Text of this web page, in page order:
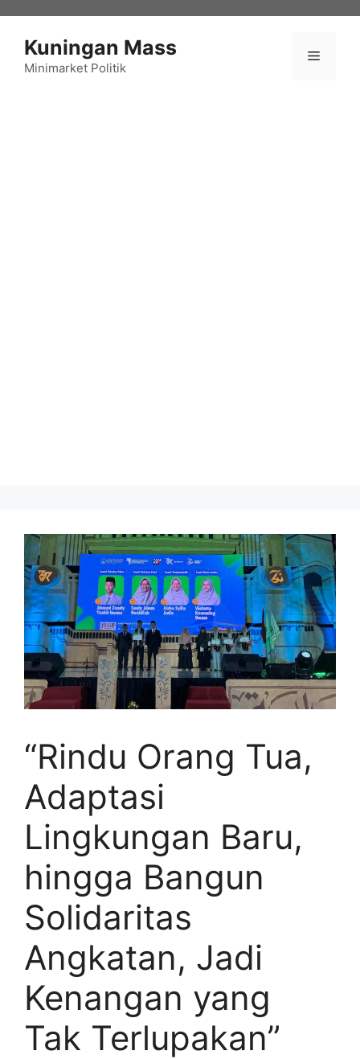
Kuningan Mass
Minimarket Politik
Menu
“Rindu Orang Tua,
Adaptasi
Lingkungan Baru,
hingga Bangun
Solidaritas
Angkatan, Jadi
Kenangan yang
Tak Terlupakan”